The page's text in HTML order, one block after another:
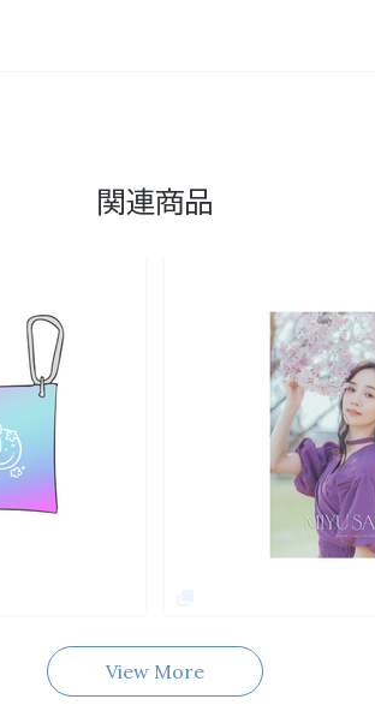
関連商品
View More